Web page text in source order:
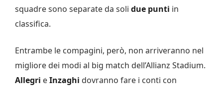
squadre sono separate da soli due punti in
classifica.
Entrambe le compagini, però, non arriveranno nel
migliore dei modi al big match dell’Allianz Stadium.
Allegri eInzaghi dovranno fare i conti con